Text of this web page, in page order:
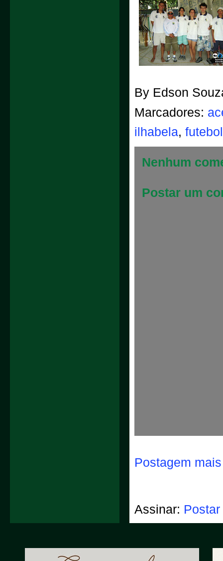
By Edson
Marcadores:
ilhabela,
Nenhum
Postar um
Postagem
Assinar: